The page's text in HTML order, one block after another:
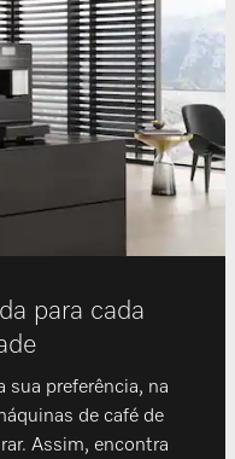
para cada
sua preferência, na
de café de
Assim, encontra